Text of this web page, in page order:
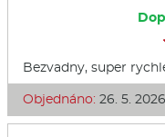
Bezvadny, super
Objednáno: 26. 5. 2026